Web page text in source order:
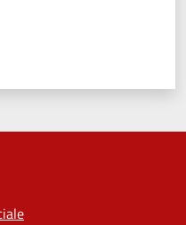
da 1 a 5 stelle